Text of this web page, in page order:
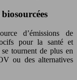
d’émissions de
pour la santé et
tournent de plus en
ou des alternatives